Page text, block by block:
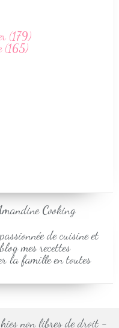
de cuisine et
mes recettes
la famille en toutes
(179)
(165)
non libres de droit -